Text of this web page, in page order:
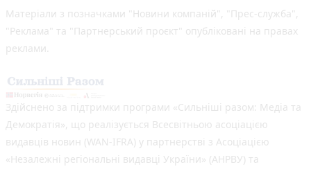
Матеріали з позначками "Новини компаній", "Прес-служба",
"Реклама" та "Партнерський проєкт" опубліковані на правах
реклами.
Здійснено за підтримки програми «Сильніші разом: Медіа та
Демократія», що реалізується Всесвітньою асоціацією
видавців новин (WAN-IFRA) у партнерстві з Асоціацією
«Незалежні регіональні видавці України» (АНРВУ) та